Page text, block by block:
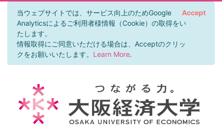
当ウェブサイトでは、サービス向上のためGoogle
Analyticsによるご利用者様情報（Cookie）の取得をい
たします。
情報取得にご同意いただける場合は、Acceptのクリッ
クをお願いいたします。 Learn More.
Accept